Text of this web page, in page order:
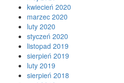
kwiecień 2020
marzec 2020
luty 2020
styczeń 2020
listopad 2019
sierpień 2019
luty 2019
sierpień 2018